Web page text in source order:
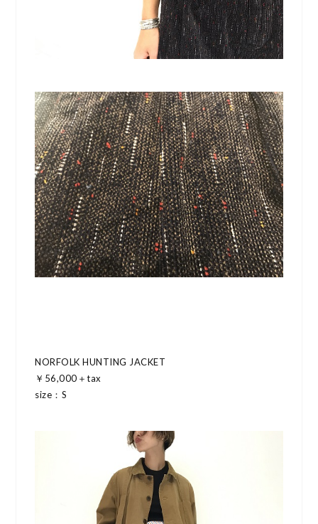
NORFOLK HUNTING JACKET
￥56,000＋tax
size：S